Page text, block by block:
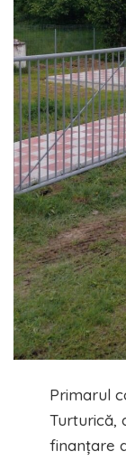
Primarul
Turturică,
finanțare